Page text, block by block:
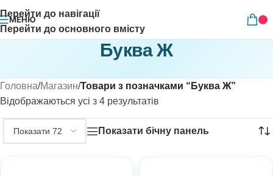
Перейти до навігації
Перейти до основного вмісту
МЕНЮ
Буква Ж
Головна/Магазин/Товари з позначками “Буква Ж”
Відображаються усі з 4 результатів
Показати бічну панель